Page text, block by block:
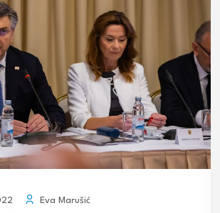
Eva Marušić